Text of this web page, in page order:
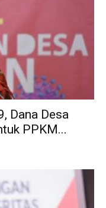
Dana Desa
PPKM...